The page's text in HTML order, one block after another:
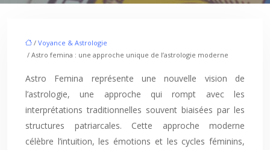
/ Voyance & Astrologie
/ Astro femina : une approche unique de l’astrologie moderne
Astro Femina représente une nouvelle vision de
l’astrologie, une approche qui rompt avec les
interprétations traditionnelles souvent biaisées par les
structures patriarcales. Cette approche moderne
célèbre l’intuition, les émotions et les cycles féminins,